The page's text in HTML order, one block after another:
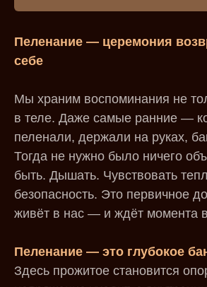
Пеленание — церемония
себе
Мы храним воспоминания не
в теле. Даже самые ранние —
пеленали, держали на руках,
Тогда не нужно было ничего
быть. Дышать. Чувствовать
безопасность. Это первичное
живёт в нас — и ждёт момента
Пеленание — это глубокое
Здесь прожитое становится